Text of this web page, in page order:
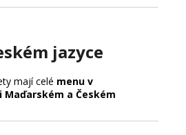
jazyce
mají celé menu v
Maďarském a Českém